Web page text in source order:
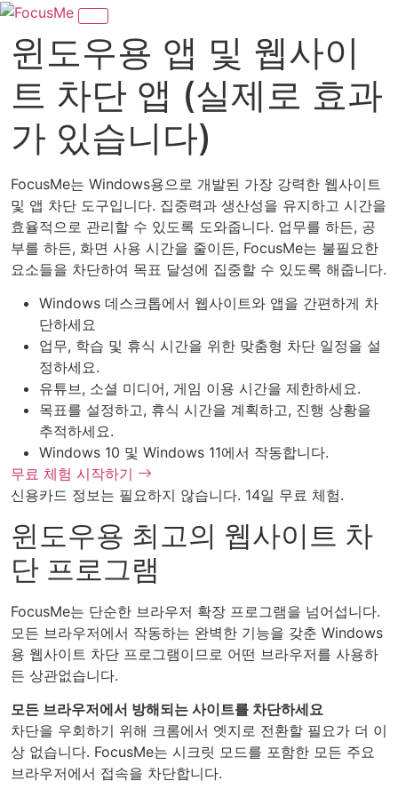
윈도우용 앱 및 웹사이
트 차단 앱 (실제로 효과
가 있습니다)
FocusMe는 Windows용으로 개발된 가장 강력한 웹사이트
및 앱 차단 도구입니다. 집중력과 생산성을 유지하고 시간을
효율적으로 관리할 수 있도록 도와줍니다. 업무를 하든, 공
부를 하든, 화면 사용 시간을 줄이든, FocusMe는 불필요한
요소들을 차단하여 목표 달성에 집중할 수 있도록 해줍니다.
Windows 데스크톱에서 웹사이트와 앱을 간편하게 차
단하세요
업무, 학습 및 휴식 시간을 위한 맞춤형 차단 일정을 설
정하세요.
유튜브, 소셜 미디어, 게임 이용 시간을 제한하세요.
목표를 설정하고, 휴식 시간을 계획하고, 진행 상황을
추적하세요.
Windows 10 및 Windows 11에서 작동합니다.
무료 체험 시작하기
신용카드 정보는 필요하지 않습니다. 14일 무료 체험.
윈도우용 최고의 웹사이트 차
단 프로그램
FocusMe는 단순한 브라우저 확장 프로그램을 넘어섭니다.
모든 브라우저에서 작동하는 완벽한 기능을 갖춘 Windows
용 웹사이트 차단 프로그램이므로 어떤 브라우저를 사용하
든 상관없습니다.
모든 브라우저에서 방해되는 사이트를 차단하세요
차단을 우회하기 위해 크롬에서 엣지로 전환할 필요가 더 이
상 없습니다. FocusMe는 시크릿 모드를 포함한 모든 주요
브라우저에서 접속을 차단합니다.